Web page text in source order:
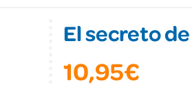
El secreto
10,95€